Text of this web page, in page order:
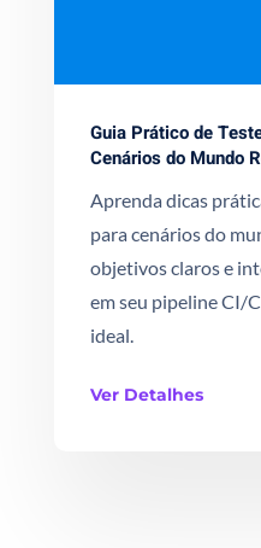
Guia Prático de
Cenários do Mundo
Aprenda dicas
para cenários do
objetivos claros e
em seu pipeline CI/
ideal.
Ver Detalhes